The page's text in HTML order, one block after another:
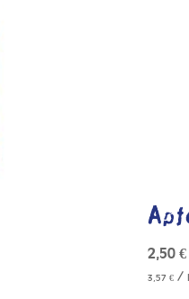
2,50€
3,57€ /